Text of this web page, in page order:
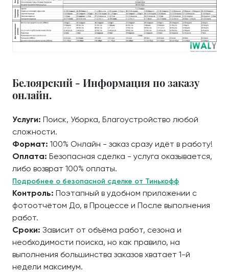
Белоярский - Информация по заказу
онлайн.
Услуги: Поиск, Уборка, Благоустройство любой
сложности.
Формат: 100% Онлайн - заказ сразу идёт в работу!
Оплата: Безопасная сделка - услуга оказывается,
либо возврат 100% оплаты.
Подробнее о безопасной сделке от Тинькофф
Контроль: Поэтапный в удобном приложении с
фотоотчётом До, в Процессе и После выполнения
работ.
Сроки: Зависит от объёма работ, сезона и
необходимости поиска, но как правило, на
выполнения большинства заказов хватает 1-й
недели максимум.